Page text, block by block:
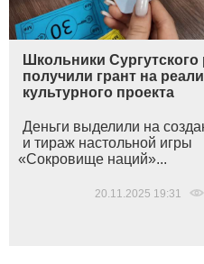
Школьники Сургутского
получили грант на
культурного проекта
Деньги выделили на
и тираж настольной игры
«Сокровище наций»...
20.11.2025 19:31